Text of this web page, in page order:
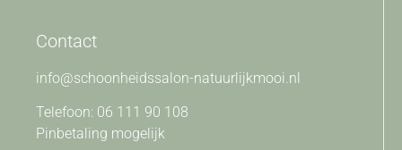
Contact
info@schoonheidssalon-natuurlijkmooi.nl
Telefoon: 06 111 90 108
Pinbetaling mogelijk